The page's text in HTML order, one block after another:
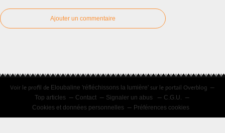
Ajouter un commentaire
Voir le profil de Eloubaline 'réfléchissons la lumière' sur le portail Overblog
Top articles Contact Signaler un abus
C.G.U.
Cookies et données personnelles
Préférences cookies